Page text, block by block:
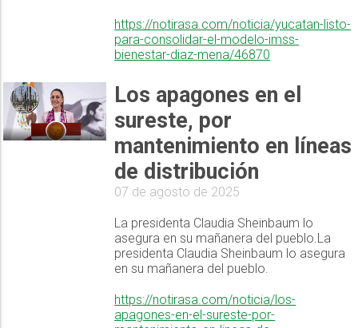
https://notirasa.com/noticia/yucatan-listo-
para-consolidar-el-modelo-imss-
bienestar-diaz-mena/46870
Los apagones en el
sureste, por
mantenimiento en líneas
de distribución
07 de agosto de 2025
La presidenta Claudia Sheinbaum lo
asegura en su mañanera del pueblo.La
presidenta Claudia Sheinbaum lo asegura
en su mañanera del pueblo.
https://notirasa.com/noticia/los-
apagones-en-el-sureste-por-